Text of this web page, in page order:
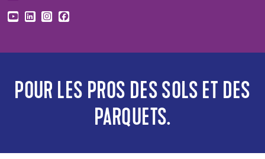
POUR LES PROS DES SOLS ET DES
PARQUETS.